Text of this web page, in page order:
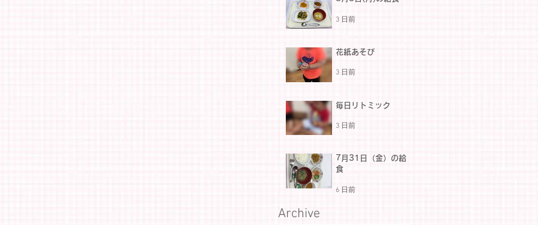
3 日前
花紙あそび
3 日前
毎日リトミック
3 日前
7月31日（金）の給
食
6 日前
Archive